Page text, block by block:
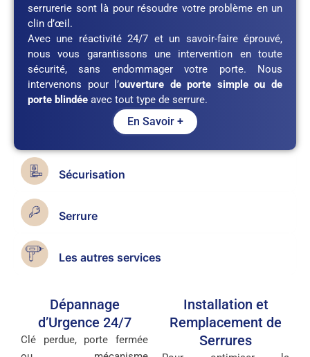
serrurerie sont là pour résoudre votre problème en un
clin d’œil.
Avec une réactivité 24/7 et un savoir-faire éprouvé,
nous vous garantissons une intervention en toute
sécurité, sans endommager votre porte. Nous
intervenons pour l’ouverture de porte simple ou de
porte blindée avec tout type de serrure.
En Savoir +
Sécurisation
Serrure
Les autres services
Dépannage
d’Urgence 24/7
Clé perdue, porte fermée
Installation et
Remplacement de
Serrures